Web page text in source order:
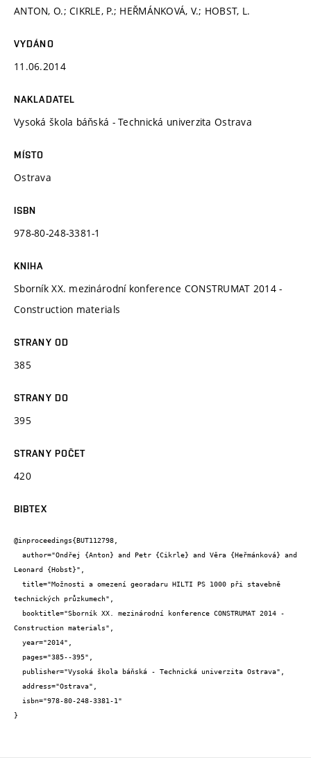
ANTON, O.; CIKRLE, P.; HEŘMÁNKOVÁ, V.; HOBST, L.
VYDÁNO
11.06.2014
NAKLADATEL
Vysoká škola báňská - Technická univerzita Ostrava
MÍSTO
Ostrava
ISBN
978-80-248-3381-1
KNIHA
Sborník XX. mezinárodní konference CONSTRUMAT 2014 -
Construction materials
STRANY OD
385
STRANY DO
395
STRANY POČET
420
BIBTEX
@inproceedings{BUT112798,
Leonard {Hobst}",
technických průzkumech",
Construction materials",
}